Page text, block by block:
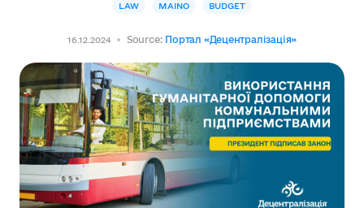
LAW MAINO BUDGET
16.12.2024 Source: Портал «Децентралізація»